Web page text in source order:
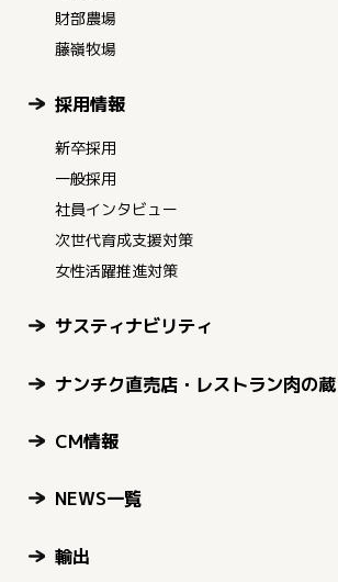
財部農場
藤嶺牧場
採用情報
新卒採用
一般採用
社員インタビュー
次世代育成支援対策
女性活躍推進対策
サスティナビリティ
ナンチク直売店・レストラン肉の蔵
CM情報
NEWS一覧
輸出